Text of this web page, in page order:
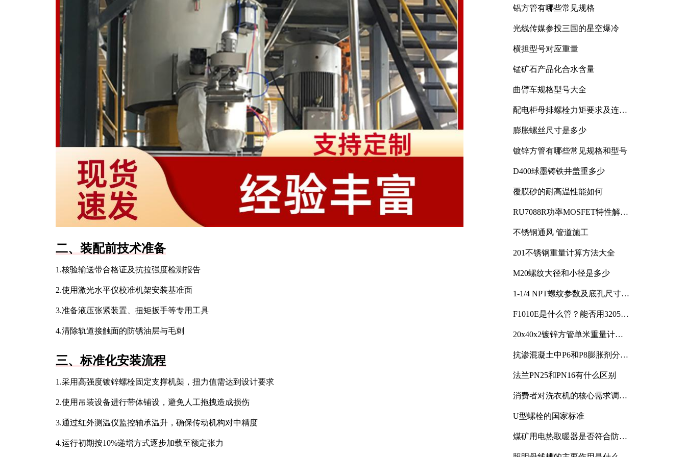
二、装配前技术准备
1.核验输送带合格证及抗拉强度检测报告
2.使用激光水平仪校准机架安装基准面
3.准备液压张紧装置、扭矩扳手等专用工具
4.清除轨道接触面的防锈油层与毛刺
三、标准化安装流程
1.采用高强度镀锌螺栓固定支撑机架，扭力值需达到设计要求
2.使用吊装设备进行带体铺设，避免人工拖拽造成损伤
3.通过红外测温仪监控轴承温升，确保传动机构对中精度
4.运行初期按10%递增方式逐步加载至额定张力
铝方管有哪些常见规格
光线传媒参投三国的星空爆冷
横担型号对应重量
锰矿石产品化合水含量
曲臂车规格型号大全
配电柜母排螺栓力矩要求及连接
膨胀螺丝尺寸是多少
镀锌方管有哪些常见规格和型号
D400球墨铸铁井盖重多少
覆膜砂的耐高温性能如何
RU7088R功率MOSFET特性解析
不锈钢通风 管道施工
201不锈钢重量计算方法大全
M20螺纹大径和小径是多少
1-1/4 NPT螺纹参数及底孔尺寸详
F1010E是什么管？能否用3205或
20x40x2镀锌方管单米重量计算
抗渗混凝土中P6和P8膨胀剂分别
法兰PN25和PN16有什么区别
消费者对洗衣机的核心需求调研
U型螺栓的国家标准
煤矿用电热取暖器是否符合防爆